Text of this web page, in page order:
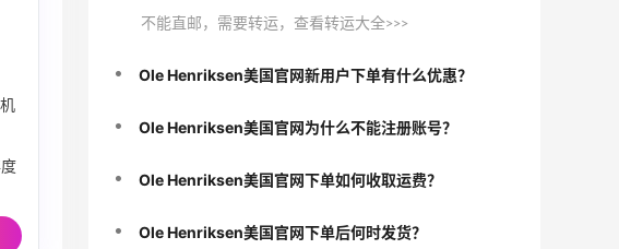
不能直邮，需要转运，查看转运大全>>>
Ole Henriksen美国官网新用户下单有什么优惠？
Ole Henriksen美国官网为什么不能注册账号？
Ole Henriksen美国官网下单如何收取运费？
Ole Henriksen美国官网下单后何时发货？